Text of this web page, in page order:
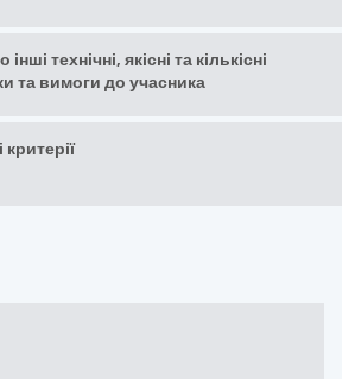
технічні, якісні та кількісні
та вимоги до учасника
критерії